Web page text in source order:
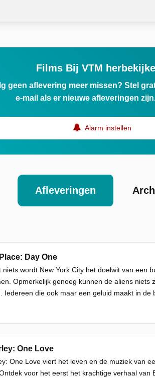
Films Bij VTM
geen aflevering meer missen? Stel
e-mail als er nieuwe afleveringen
Alarm instellen
Afleveringen
Day One
niets wordt New York City het doelwit van een
Opmerkelijk genoeg kunnen de aliens
Iedereen die ook maar een geluid maakt in de
One Love
One Love viert het leven en de muziek van
voor het eerst het krachtige verhaal